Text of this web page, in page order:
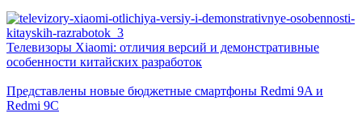
Телевизоры Xiaomi: отличия версий и демонстративные
особенности китайских разработок
Представлены новые бюджетные смартфоны Redmi 9A и
Redmi 9C